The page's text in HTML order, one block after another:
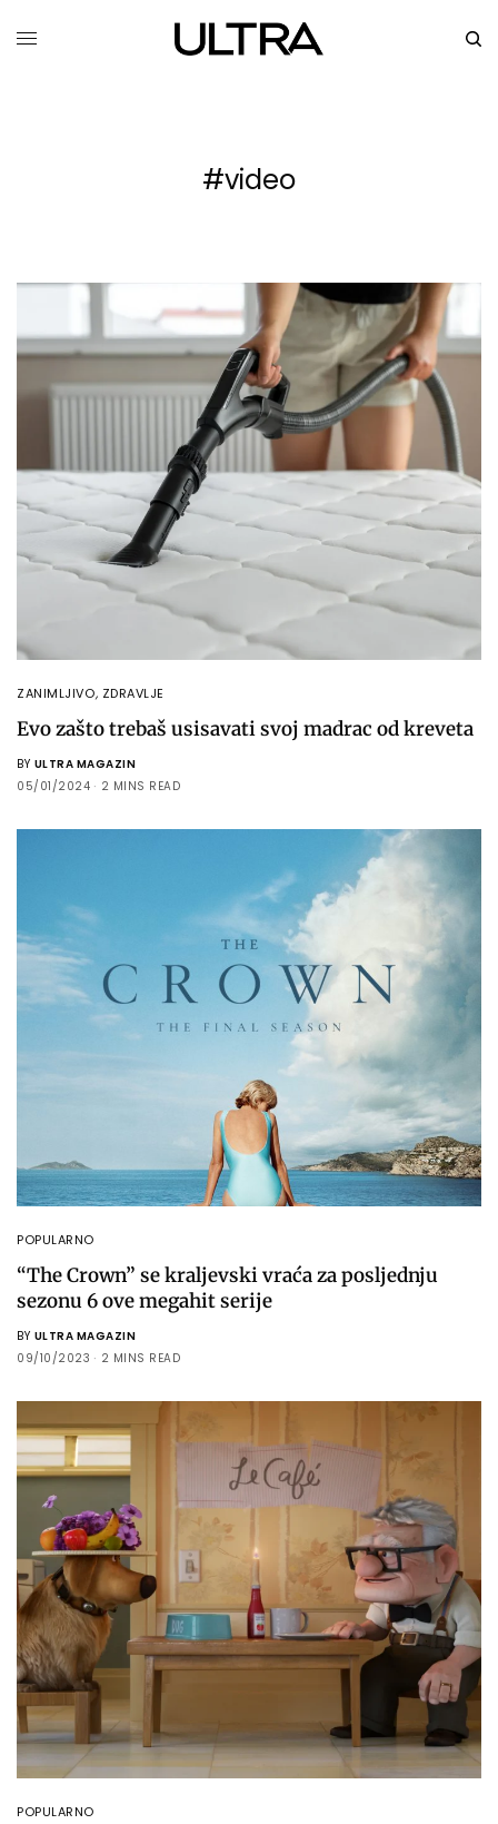
#video
ZANIMLJIVO, ZDRAVLJE
Evo zašto trebaš usisavati svoj madrac od kreveta
BY ULTRA MAGAZIN
05/01/2024
2 MINS READ
POPULARNO
“The Crown” se kraljevski vraća za posljednju
sezonu 6 ove megahit serije
BY ULTRA MAGAZIN
09/10/2023
2 MINS READ
POPULARNO